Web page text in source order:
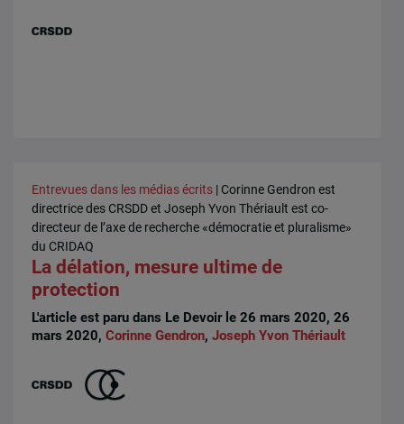
Entrevues dans les médias écrits | Corinne Gendron est
directrice des CRSDD et Joseph Yvon Thériault est co-
directeur de l’axe de recherche «démocratie et pluralisme»
du CRIDAQ
La délation, mesure ultime de
protection
L'article est paru dans Le Devoir le 26 mars 2020, 26
mars 2020,Corinne Gendron,Joseph Yvon Thériault